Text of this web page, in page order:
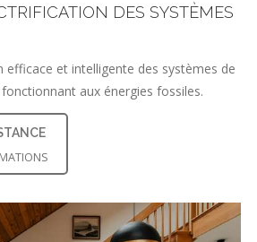
DES SYSTÈMES
efficace et intelligente des systèmes de
aux énergies fossiles.